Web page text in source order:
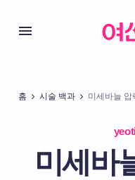
홈 시술 백과 미세바늘 압
미세바